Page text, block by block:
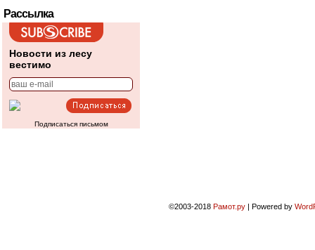
Рассылка
Новости из лесу
вестимо
Подписаться письмом
©2003-2018 Рамот.ру | Powered by